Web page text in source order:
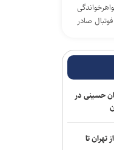
صادر
مسابقات
تیم را
حسینی در
تهران تا